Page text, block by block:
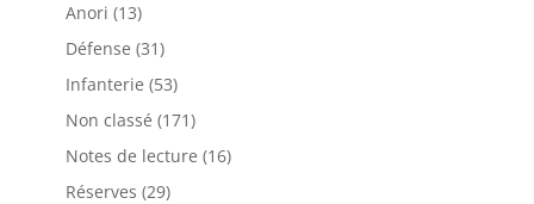
Anori (13)
Défense (31)
Infanterie (53)
Non classé (171)
Notes de lecture (16)
Réserves (29)